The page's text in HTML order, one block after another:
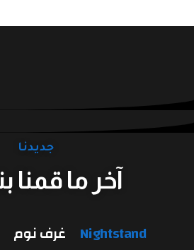
جديدنا
آخر ما قمنا
Nightstand غرف نوم